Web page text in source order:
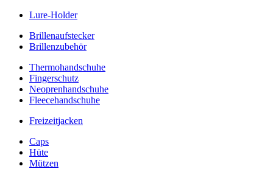
Lure-Holder
Brillenaufstecker
Brillenzubehör
Thermohandschuhe
Fingerschutz
Neoprenhandschuhe
Fleecehandschuhe
Freizeitjacken
Caps
Hüte
Mützen